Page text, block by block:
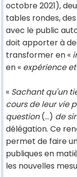
octobre 2021),
tables rondes,
avec le public
doit apporter à
transformer en «
en « expérience
« Sachant qu'un
cours de leur vie
question(…) de
délégation. Ce
permet de faire
publiques en
les nouvelles